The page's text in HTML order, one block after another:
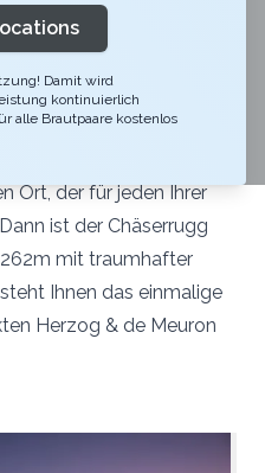
Gratulation! Wir
dieses
Ort, der für jeden Ihrer
ist der Chäserrugg
mit traumhafter
Ihnen das einmalige
Herzog & de Meuron
Damit wird
kontinuierlich
alle Brautpaare kostenlos